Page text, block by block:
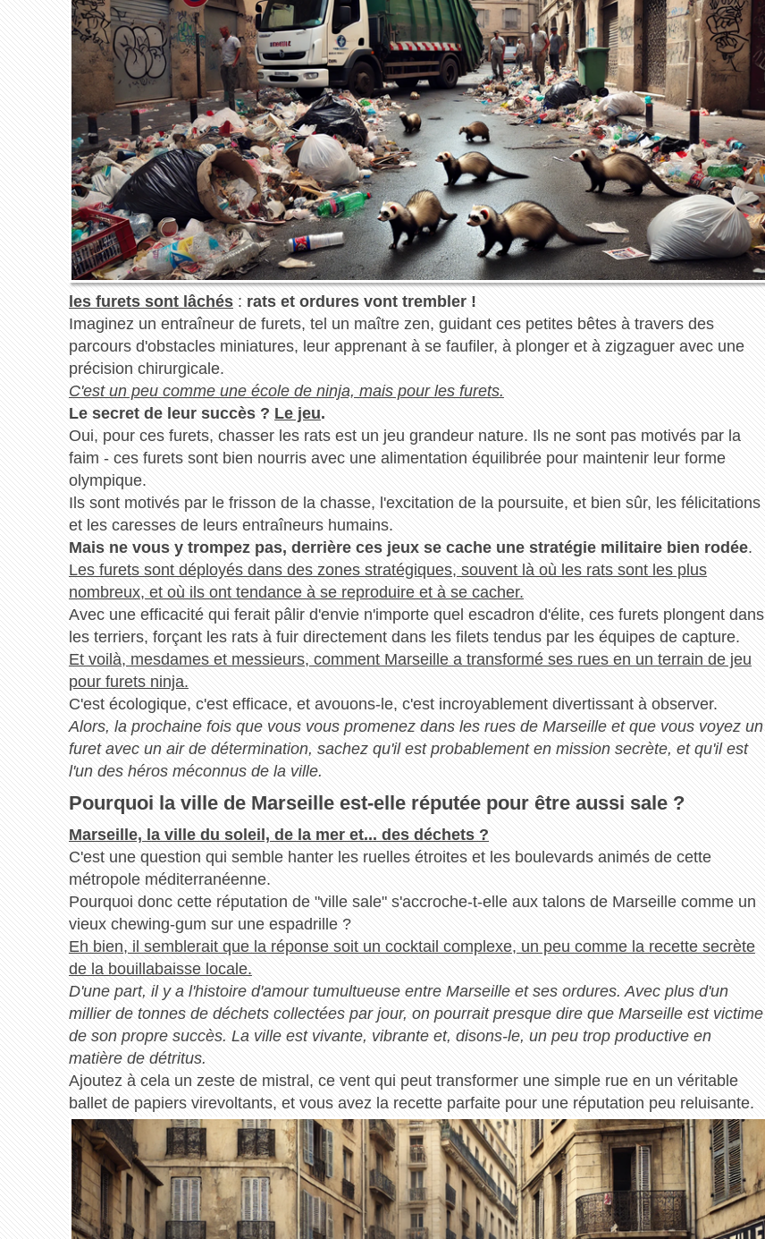
les furets sont lâchés: rats et ordures vont trembler !
Imaginez un entraîneur de furets, tel un maître zen, guidant ces petites bêtes à travers des
parcours d'obstacles miniatures, leur apprenant à se faufiler, à plonger et à zigzaguer avec une
précision chirurgicale.
C'est un peu comme une école de ninja, mais pour les furets.
Le secret de leur succès ? Le jeu.
Oui, pour ces furets, chasser les rats est un jeu grandeur nature. Ils ne sont pas motivés par la
faim - ces furets sont bien nourris avec une alimentation équilibrée pour maintenir leur forme
olympique.
Ils sont motivés par le frisson de la chasse, l'excitation de la poursuite, et bien sûr, les félicitations
et les caresses de leurs entraîneurs humains.
Mais ne vous y trompez pas, derrière ces jeux se cache une stratégie militaire bien rodée.
Les furets sont déployés dans des zones stratégiques, souvent là où les rats sont les plus
nombreux, et où ils ont tendance à se reproduire et à se cacher.
Avec une efficacité qui ferait pâlir d'envie n'importe quel escadron d'élite, ces furets plongent dans
les terriers, forçant les rats à fuir directement dans les filets tendus par les équipes de capture.
Et voilà, mesdames et messieurs, comment Marseille a transformé ses rues en un terrain de jeu
pour furets ninja.
C'est écologique, c'est efficace, et avouons-le, c'est incroyablement divertissant à observer.
Alors, la prochaine fois que vous vous promenez dans les rues de Marseille et que vous voyez un
furet avec un air de détermination, sachez qu'il est probablement en mission secrète, et qu'il est
l'un des héros méconnus de la ville.
Pourquoi la ville de Marseille est-elle réputée pour être aussi sale ?
Marseille, la ville du soleil, de la mer et... des déchets ?
C'est une question qui semble hanter les ruelles étroites et les boulevards animés de cette
métropole méditerranéenne.
Pourquoi donc cette réputation de "ville sale" s'accroche-t-elle aux talons de Marseille comme un
vieux chewing-gum sur une espadrille ?
Eh bien, il semblerait que la réponse soit un cocktail complexe, un peu comme la recette secrète
de la bouillabaisse locale.
D'une part, il y a l'histoire d'amour tumultueuse entre Marseille et ses ordures. Avec plus d'un
millier de tonnes de déchets collectées par jour, on pourrait presque dire que Marseille est victime
de son propre succès. La ville est vivante, vibrante et, disons-le, un peu trop productive en
matière de détritus.
Ajoutez à cela un zeste de mistral, ce vent qui peut transformer une simple rue en un véritable
ballet de papiers virevoltants, et vous avez la recette parfaite pour une réputation peu reluisante.